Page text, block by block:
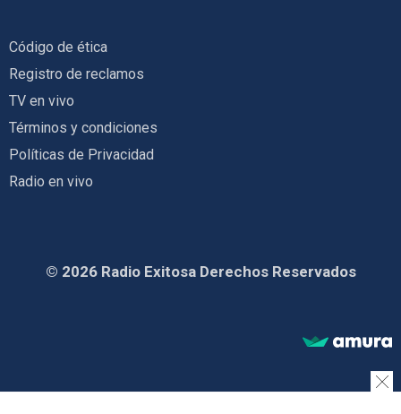
Código de ética
Registro de reclamos
TV en vivo
Términos y condiciones
Políticas de Privacidad
Radio en vivo
© 2026 Radio Exitosa Derechos Reservados